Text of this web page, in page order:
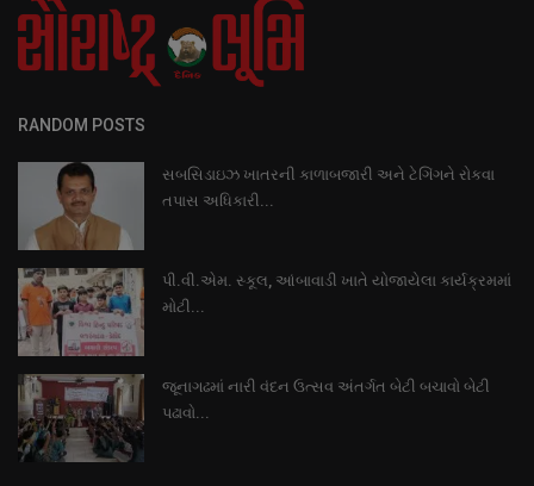
RANDOM POSTS
સબસિડાઇઝ ખાતરની કાળાબજારી અને ટેગિંગને રોકવા
તપાસ અધિકારી...
પી.વી.એમ. સ્કૂલ, આંબાવાડી ખાતે યોજાયેલા કાર્યક્રમમાં
મોટી...
જૂનાગઢમાં નારી વંદન ઉત્સવ અંતર્ગત બેટી બચાવો બેટી
પઢાવો...